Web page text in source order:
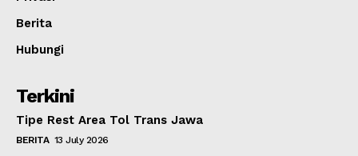
Berita
Hubungi
Terkini
Tipe Rest Area Tol Trans Jawa
BERITA 13 July 2026